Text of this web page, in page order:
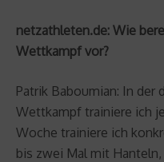
netzathleten.de: Wie
Wettkampf vor?
Patrik Baboumian: In der
Wettkampf trainiere ich
Woche trainiere ich
bis zwei Mal mit